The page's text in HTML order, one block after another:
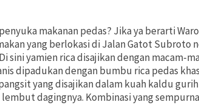
makanan pedas? Jika ya berarti
yang berlokasi di Jalan Gatot Subroto
sini yamien rica disajikan dengan macam-
dipadukan dengan bumbu rica pedas
yang disajikan dalam kuah kaldu
dagingnya. Kombinasi yang